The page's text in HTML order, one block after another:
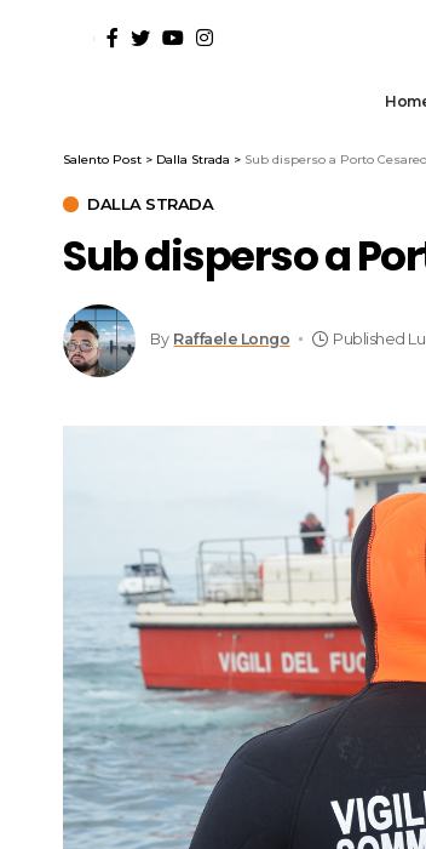
Salento Post > Dalla Strada > Sub disperso a Porto Cesareo
DALLA STRADA
Sub disperso a
By Raffaele Longo Published